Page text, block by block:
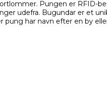
Pungen er RFID-
udefra. Bugundar er et
pung har navn efter en by